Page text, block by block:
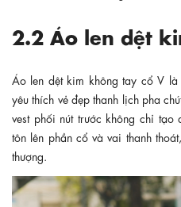
2.2 Áo len dệt
Áo len dệt kim không tay cổ V
yêu thích vẻ đẹp thanh lịch pha
vest phối nút trước không chỉ
tôn lên phần cổ và vai thanh
thượng.